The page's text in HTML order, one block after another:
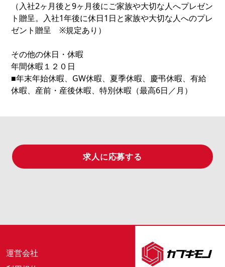
（入社2ヶ月後と9ヶ月後にご家族や大切な人へプレゼン
ト贈呈。入社1年後に休日1日と家族や大切な人へのプレ
ゼント贈呈 ※規定あり）
その他の休日・休暇
年間休暇１２０日
■年末年始休暇、GW休暇、夏季休暇、慶弔休暇、有給
休暇、産前・産後休暇、特別休暇（最高6日／月）
求人に応募する
運営会社